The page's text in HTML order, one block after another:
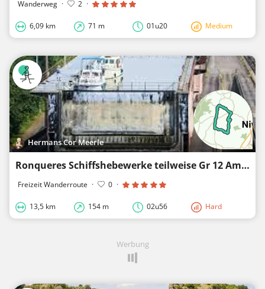
Wanderweg · 2 ·
6,09 km 71 m 01u20 Medium
Hermans Cor Meerle
Ronqueres Schiffshebewerke teilweise Gr 12 Amsterdam Paris EN Grp 127
Freizeit Wanderroute · 0 ·
13,5 km 154 m 02u56 Hard
Werbung